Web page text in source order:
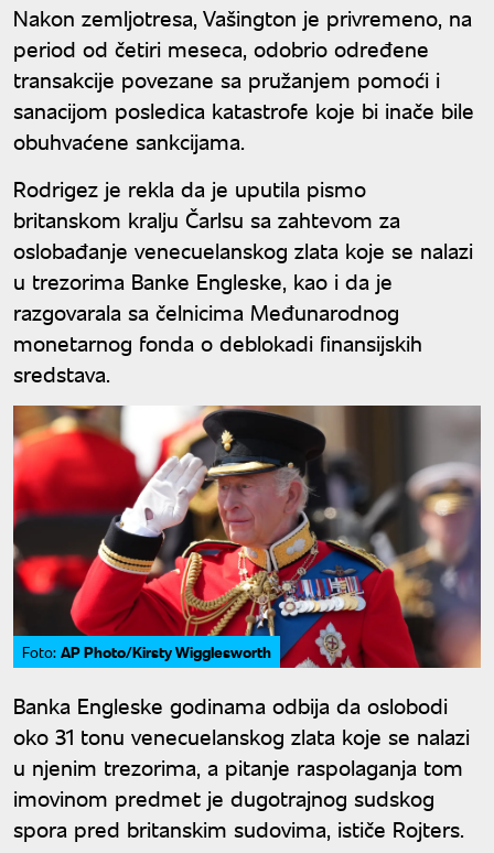
Nakon zemljotresa, Vašington je privremeno, na
period od četiri meseca, odobrio određene
transakcije povezane sa pružanjem pomoći i
sanacijom posledica katastrofe koje bi inače bile
obuhvaćene sankcijama.
Rodrigez je rekla da je uputila pismo
britanskom kralju Čarlsu sa zahtevom za
oslobađanje venecuelanskog zlata koje se nalazi
u trezorima Banke Engleske, kao i da je
razgovarala sa čelnicima Međunarodnog
monetarnog fonda o deblokadi finansijskih
sredstava.
Foto: AP Photo/Kirsty Wigglesworth
Banka Engleske godinama odbija da oslobodi
oko 31 tonu venecuelanskog zlata koje se nalazi
u njenim trezorima, a pitanje raspolaganja tom
imovinom predmet je dugotrajnog sudskog
spora pred britanskim sudovima, ističe Rojters.